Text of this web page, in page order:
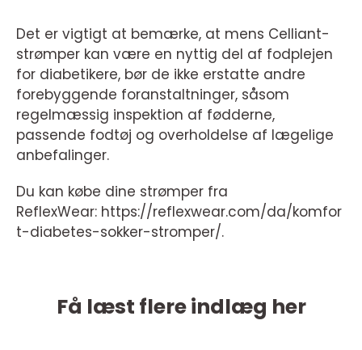
Det er vigtigt at bemærke, at mens Celliant-
strømper kan være en nyttig del af fodplejen
for diabetikere, bør de ikke erstatte andre
forebyggende foranstaltninger, såsom
regelmæssig inspektion af fødderne,
passende fodtøj og overholdelse af lægelige
anbefalinger.
Du kan købe dine strømper fra
ReflexWear: https://reflexwear.com/da/komfor
t-diabetes-sokker-stromper/.
Få læst flere indlæg her